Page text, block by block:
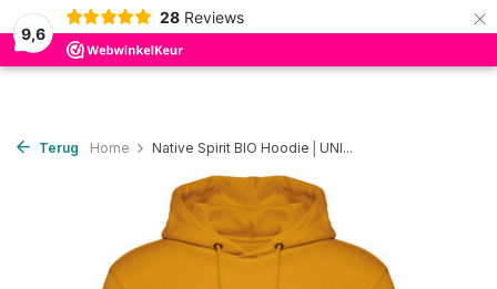
9,6
28 Reviews ×
0
Terug Home Native Spirit BIO Hoodie│UNI...